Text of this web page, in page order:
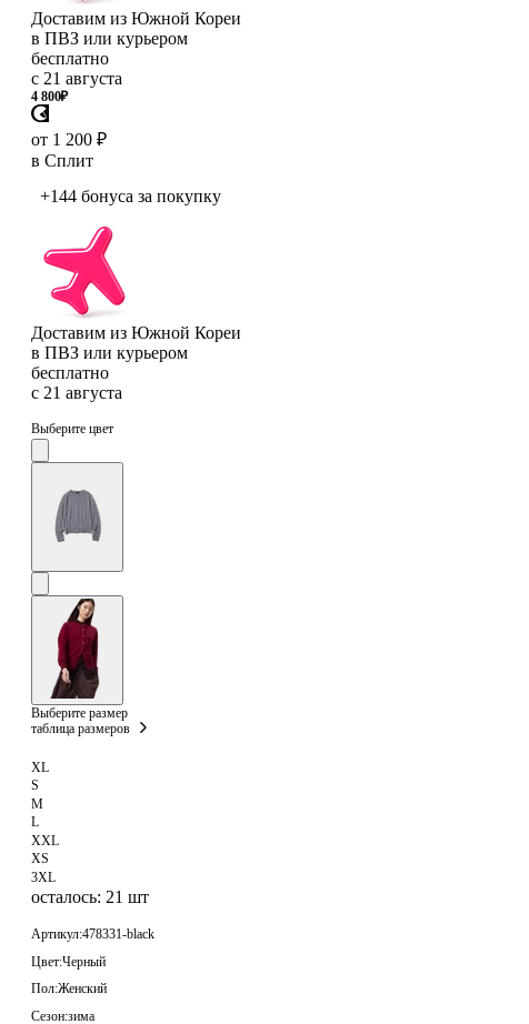
Доставим из Южной Кореи
в ПВЗ или курьером
бесплатно
с 21 августа
4 800₽
от 1 200 ₽
в Сплит
+144 бонуса за покупку
Доставим из Южной Кореи
в ПВЗ или курьером
бесплатно
с 21 августа
Выберите цвет
Выберите размер
таблица размеров
XL
S
M
L
XXL
XS
3XL
осталось: 21 шт
Артикул:478331-black
Цвет:Черный
Пол:Женский
Сезон:зима